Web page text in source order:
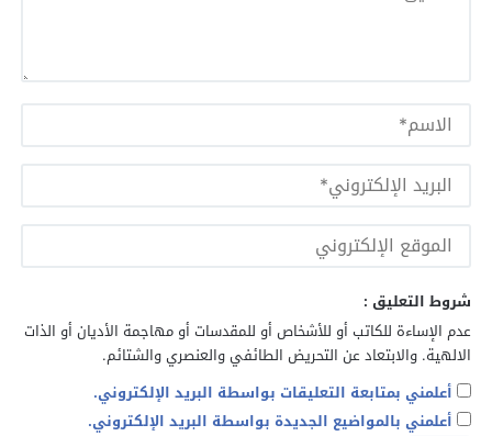
شروط التعليق :
عدم الإساءة للكاتب أو للأشخاص أو للمقدسات أو مهاجمة الأديان أو الذات
الالهية. والابتعاد عن التحريض الطائفي والعنصري والشتائم.
أعلمني بمتابعة التعليقات بواسطة البريد الإلكتروني.
أعلمني بالمواضيع الجديدة بواسطة البريد الإلكتروني.